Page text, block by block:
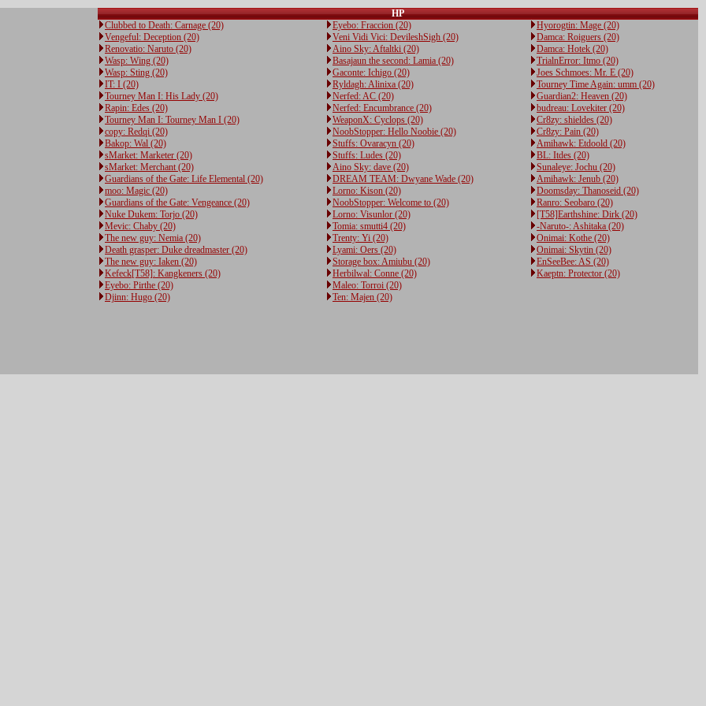
HP
Clubbed to Death: Carnage (20)
Vengeful: Deception (20)
Renovatio: Naruto (20)
Wasp: Wing (20)
Wasp: Sting (20)
IT: I (20)
Tourney Man I: His Lady (20)
Rapin: Edes (20)
Tourney Man I: Tourney Man I (20)
copy: Redqi (20)
Bakop: Wal (20)
sMarket: Marketer (20)
sMarket: Merchant (20)
Guardians of the Gate: Life Elemental (20)
moo: Magic (20)
Guardians of the Gate: Vengeance (20)
Nuke Dukem: Torjo (20)
Mevic: Chaby (20)
The new guy: Nemia (20)
Death grasper: Duke dreadmaster (20)
The new guy: Iaken (20)
Kefeck[T58]: Kangkeners (20)
Eyebo: Pirthe (20)
Djinn: Hugo (20)
Eyebo: Fraccion (20)
Veni Vidi Vici: DevileshSigh (20)
Aino Sky: Aftaltki (20)
Basajaun the second: Lamia (20)
Gaconte: Ichigo (20)
Ryldagh: Alinixa (20)
Nerfed: AC (20)
Nerfed: Encumbrance (20)
WeaponX: Cyclops (20)
NoobStopper: Hello Noobie (20)
Stuffs: Ovaracyn (20)
Stuffs: Ludes (20)
Aino Sky: dave (20)
DREAM TEAM: Dwyane Wade (20)
Lorno: Kison (20)
NoobStopper: Welcome to (20)
Lorno: Visunlor (20)
Tomia: smutti4 (20)
Trenty: Yi (20)
Lyami: Oers (20)
Storage box: Amiubu (20)
Herbilwal: Conne (20)
Maleo: Torroi (20)
Ten: Majen (20)
Hyorogtin: Mage (20)
Damca: Roiguers (20)
Damca: Hotek (20)
TrialnError: Itmo (20)
Joes Schmoes: Mr. E (20)
Tourney Time Again: umm (20)
Guardian2: Heaven (20)
budreau: Lovekiter (20)
Cr8zy: shieldes (20)
Cr8zy: Pain (20)
Amihawk: Etdoold (20)
BL: Itdes (20)
Sunaleye: Jochu (20)
Amihawk: Jenub (20)
Doomsday: Thanoseid (20)
Ranro: Seobaro (20)
[T58]Earthshine: Dirk (20)
-Naruto-: Ashitaka (20)
Onimai: Kothe (20)
Onimai: Skytin (20)
EnSeeBee: AS (20)
Kaeptn: Protector (20)